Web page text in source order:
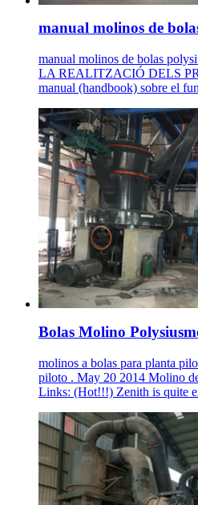
manual molinos de
manual molinos de bolas
LA REALITZACIÓ DELS
manual (handbook) sobre el
Bolas Molino
molinos a bolas para planta
piloto . May 20 2014 Molino
Links: (Hot!!!) Zenith is quite